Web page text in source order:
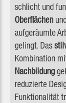
schlicht und
Oberflächen
aufgeräumte
gelingt. Das
Kombination
Nachbildung
reduzierte
Funktionalität